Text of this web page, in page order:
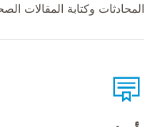
المحادثات وكتابة المقالات